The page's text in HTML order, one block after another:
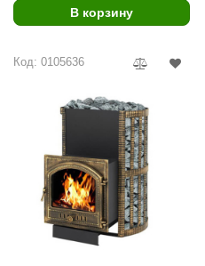
В корзину
Код: 0105636